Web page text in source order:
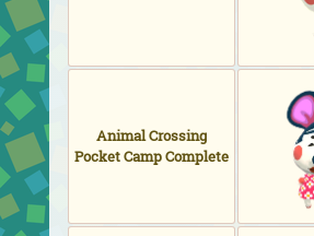
Animal Crossing
Pocket Camp Complete